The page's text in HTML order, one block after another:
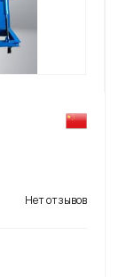
Нет отзывов